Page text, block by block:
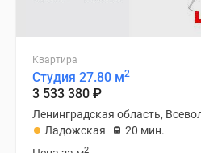
Квартира
Студия 27.80 м2
3 533 380 ₽
Ленинградская область,
Ладожская
20 мин.
2